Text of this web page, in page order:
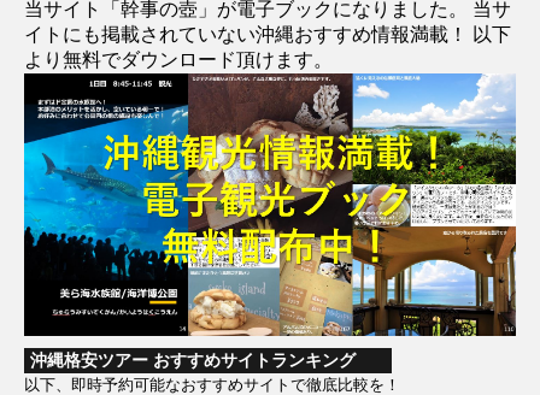
当サイト「幹事の壺」が電子ブックになりました。 当サ
イトにも掲載されていない沖縄おすすめ情報満載！ 以下
より無料でダウンロード頂けます。
沖縄格安ツアー おすすめサイトランキング
以下、即時予約可能なおすすめサイトで徹底比較を！